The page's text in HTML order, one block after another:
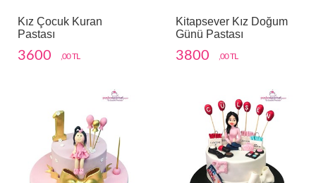
Kız Çocuk Kuran
Pastası
3600 ,00 TL
Kitapsever Kız Doğum
Günü Pastası
3800 ,00 TL